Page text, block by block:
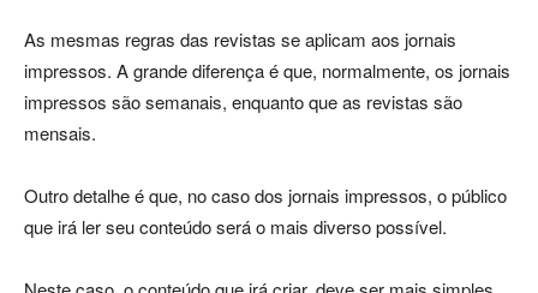
As mesmas regras das revistas se aplicam aos jornais
impressos. A grande diferença é que, normalmente, os jornais
impressos são semanais, enquanto que as revistas são
mensais.
Outro detalhe é que, no caso dos jornais impressos, o público
que irá ler seu conteúdo será o mais diverso possível.